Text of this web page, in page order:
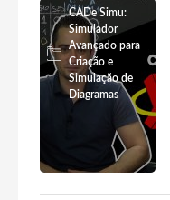
CADe Simu:
Simulador
Avançado para
Criação e
Simulação de
Diagramas